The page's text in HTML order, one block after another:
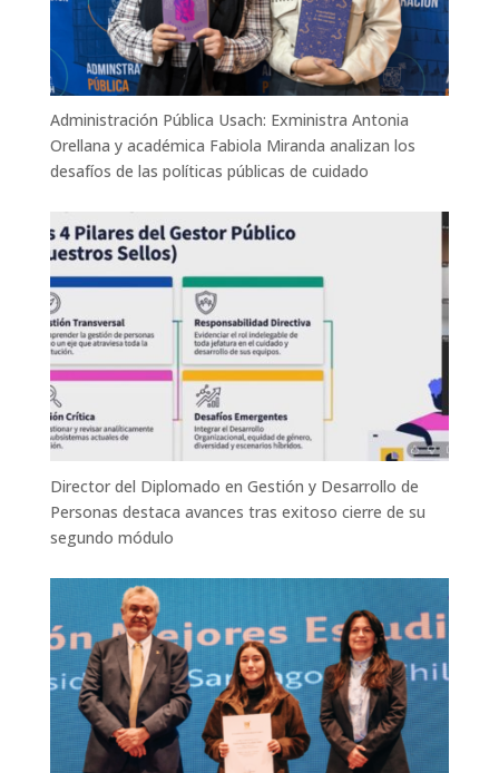
Administración Pública Usach: Exministra Antonia
Orellana y académica Fabiola Miranda analizan los
desafíos de las políticas públicas de cuidado
Director del Diplomado en Gestión y Desarrollo de
Personas destaca avances tras exitoso cierre de su
segundo módulo